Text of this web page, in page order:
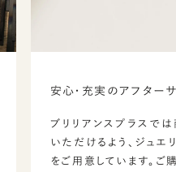
安心・充実のアフター
ブリリアンスプラスで
いただけるよう、ジュエ
をご用意しています。ご